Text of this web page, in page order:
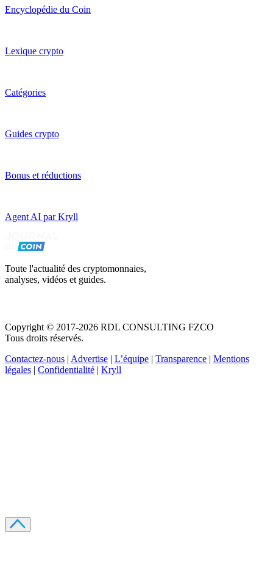
Encyclopédie du Coin
Lexique crypto
Catégories
Guides crypto
Bonus et réductions
Agent AI par Kryll
Toute l'actualité des cryptomonnaies,
analyses, vidéos et guides.
Copyright © 2017-2026 RDL CONSULTING FZCO
Tous droits réservés.
Contactez-nous | Advertise | L’équipe | Transparence | Mentions
légales | Confidentialité | Kryll